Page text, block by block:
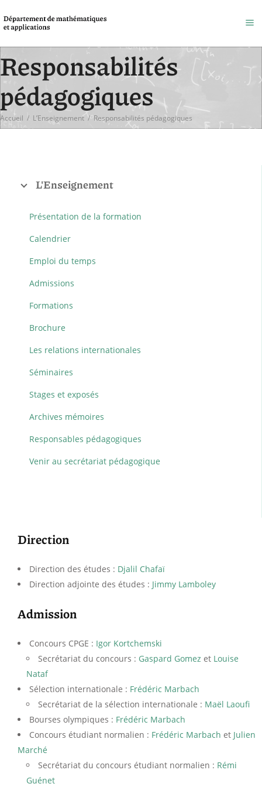
Responsabilités
pédagogiques
Accueil / L’Enseignement / Responsabilités pédagogiques
L'Enseignement
Présentation de la formation
Calendrier
Emploi du temps
Admissions
Formations
Brochure
Les relations internationales
Séminaires
Stages et exposés
Archives mémoires
Responsables pédagogiques
Venir au secrétariat pédagogique
Direction
Direction des études : Djalil Chafaï
Direction adjointe des études : Jimmy Lamboley
Admission
Concours CPGE : Igor Kortchemski
Secrétariat du concours : Gaspard Gomez et Louise
Nataf
Sélection internationale : Frédéric Marbach
Secrétariat de la sélection internationale : Maël Laoufi
Bourses olympiques : Frédéric Marbach
Concours étudiant normalien : Frédéric Marbach et Julien
Marché
Secrétariat du concours étudiant normalien : Rémi
Guénet